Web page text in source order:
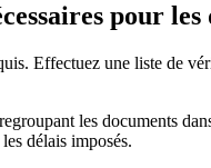
pour les
Effectuez une liste de
les documents
délais imposés.